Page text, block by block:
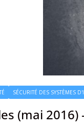
SÉCURITÉ DES SYSTÈMES
(mai